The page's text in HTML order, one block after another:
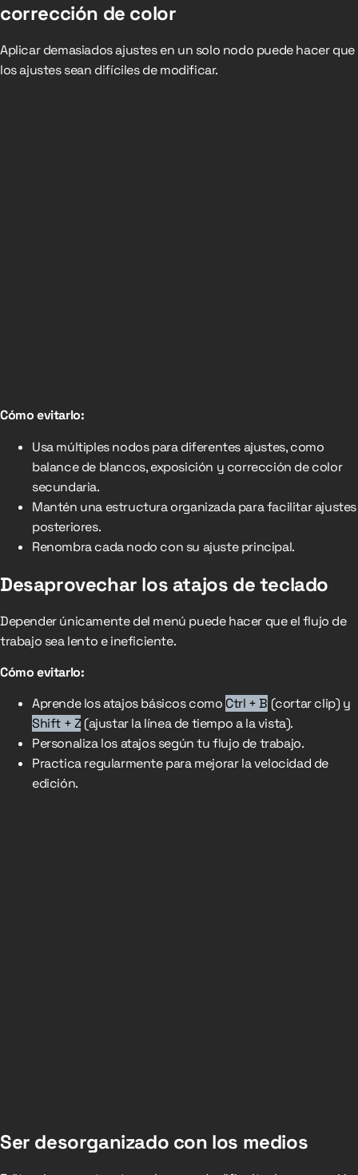
corrección de color
Aplicar demasiados ajustes en un solo nodo puede hacer que
los ajustes sean difíciles de modificar.
Cómo evitarlo:
Usa múltiples nodos para diferentes ajustes, como
balance de blancos, exposición y corrección de color
secundaria.
Mantén una estructura organizada para facilitar ajustes
posteriores.
Renombra cada nodo con su ajuste principal.
Desaprovechar los atajos de teclado
Depender únicamente del menú puede hacer que el flujo de
trabajo sea lento e ineficiente.
Cómo evitarlo:
Aprende los atajos básicos como Ctrl + B (cortar clip) y
Shift + Z (ajustar la línea de tiempo a la vista).
Personaliza los atajos según tu flujo de trabajo.
Practica regularmente para mejorar la velocidad de
edición.
Ser desorganizado con los medios